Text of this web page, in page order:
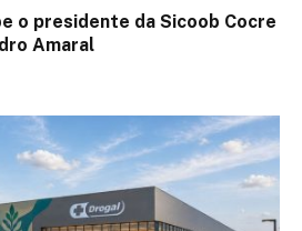
o presidente da Sicoob Cocre
Amaral